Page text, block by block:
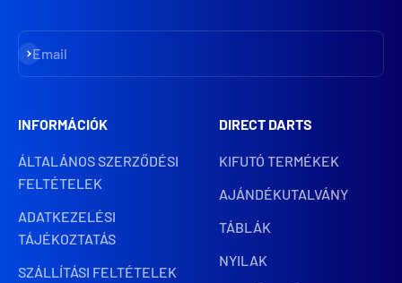
Email
Iratkozz fel
INFORMÁCIÓK
ÁLTALÁNOS SZERZŐDÉSI
FELTÉTELEK
ADATKEZELÉSI
TÁJÉKOZTATÁS
SZÁLLÍTÁSI FELTÉTELEK
DIRECT DARTS
KIFUTÓ TERMÉKEK
AJÁNDÉKUTALVÁNY
TÁBLÁK
NYILAK